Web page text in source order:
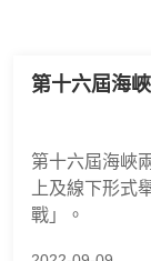
第十六屆海
第十六屆海峽
上及線下形式
戰」。